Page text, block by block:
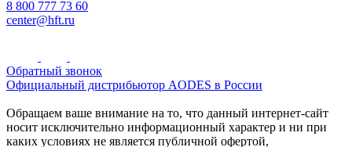
8 800 777 73 60
center@hft.ru
Обратный звонок
Официальный дистрибьютор AODES в России
Обращаем ваше внимание на то, что данный интернет-сайт
носит исключительно информационный характер и ни при
каких условиях не является публичной офертой,